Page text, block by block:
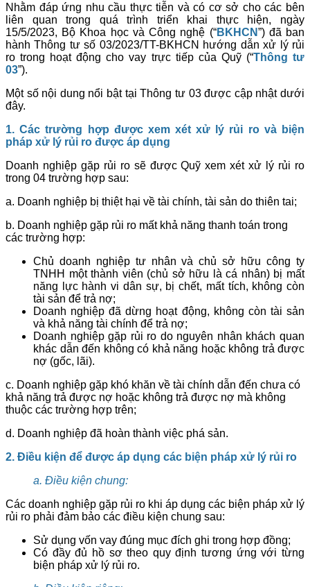
Nhằm đáp ứng nhu cầu thực tiễn và có cơ sở cho các bên
liên quan trong quá trình triển khai thực hiện, ngày
15/5/2023, Bộ Khoa học và Công nghệ (“BKHCN”) đã ban
hành Thông tư số 03/2023/TT-BKHCN hướng dẫn xử lý rủi
ro trong hoạt động cho vay trực tiếp của Quỹ (“Thông tư
03”).
Một số nội dung nổi bật tại Thông tư 03 được cập nhật dưới
đây.
1. Các trường hợp được xem xét xử lý rủi ro và biện
pháp xử lý rủi ro được áp dụng
Doanh nghiệp gặp rủi ro sẽ được Quỹ xem xét xử lý rủi ro
trong 04 trường hợp sau:
a. Doanh nghiệp bị thiệt hại về tài chính, tài sản do thiên tai;
b. Doanh nghiệp gặp rủi ro mất khả năng thanh toán trong
các trường hợp:
Chủ doanh nghiệp tư nhân và chủ sở hữu công ty
TNHH một thành viên (chủ sở hữu là cá nhân) bị mất
năng lực hành vi dân sự, bị chết, mất tích, không còn
tài sản để trả nợ;
Doanh nghiệp đã dừng hoạt động, không còn tài sản
và khả năng tài chính để trả nợ;
Doanh nghiệp gặp rủi ro do nguyên nhân khách quan
khác dẫn đến không có khả năng hoặc không trả được
nợ (gốc, lãi).
c. Doanh nghiệp gặp khó khăn về tài chính dẫn đến chưa có
khả năng trả được nợ hoặc không trả được nợ mà không
thuộc các trường hợp trên;
d. Doanh nghiệp đã hoàn thành việc phá sản.
2. Điều kiện để được áp dụng các biện pháp xử lý rủi ro
a. Điều kiện chung:
Các doanh nghiệp gặp rủi ro khi áp dụng các biện pháp xử lý
rủi ro phải đảm bảo các điều kiện chung sau:
Sử dụng vốn vay đúng mục đích ghi trong hợp đồng;
Có đầy đủ hồ sơ theo quy định tương ứng với từng
biện pháp xử lý rủi ro.